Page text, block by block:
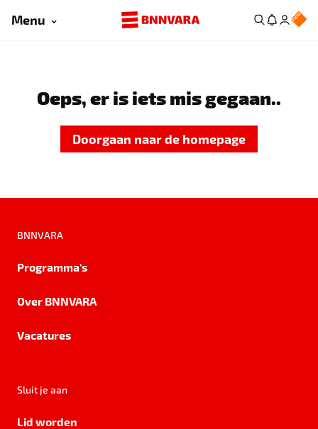
Menu
Oeps, er is iets mis gegaan..
Doorgaan naar de homepage
BNNVARA
Programma's
Over BNNVARA
Vacatures
Sluit je aan
Lid worden